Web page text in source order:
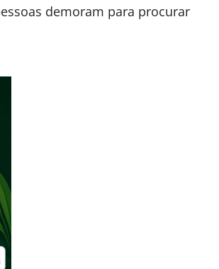
demoram para procurar